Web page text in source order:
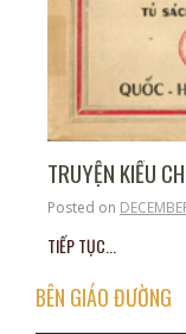
TRUYỆN KIỀU
Posted on
TIẾP TỤC...
BÊN GIÁO ĐƯỜNG